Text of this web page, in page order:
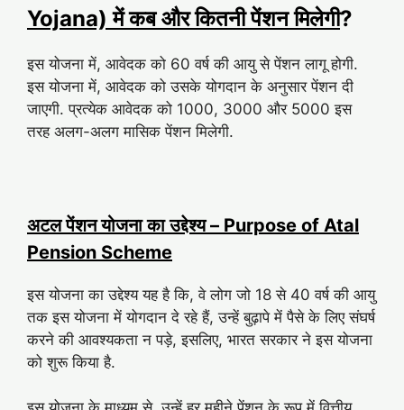
Yojana) में कब और कितनी पेंशन मिलेगी?
इस योजना में, आवेदक को 60 वर्ष की आयु से पेंशन लागू होगी.
इस योजना में, आवेदक को उसके योगदान के अनुसार पेंशन दी
जाएगी. प्रत्येक आवेदक को 1000, 3000 और 5000 इस
तरह अलग-अलग मासिक पेंशन मिलेगी.
अटल पेंशन योजना का उद्देश्य – Purpose of Atal
Pension Scheme
इस योजना का उद्देश्य यह है कि, वे लोग जो 18 से 40 वर्ष की आयु
तक इस योजना में योगदान दे रहे हैं, उन्हें बुढ़ापे में पैसे के लिए संघर्ष
करने की आवश्यकता न पड़े, इसलिए, भारत सरकार ने इस योजना
को शुरू किया है.